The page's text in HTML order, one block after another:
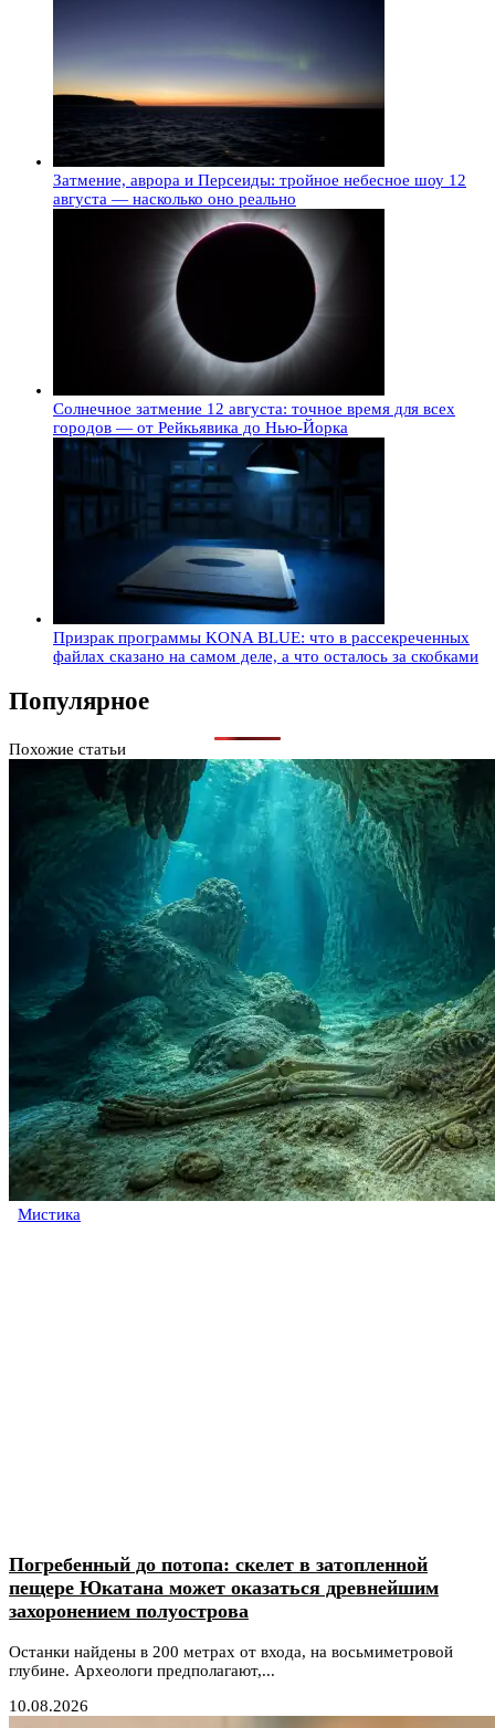
Затмение, аврора и Персеиды: тройное небесное шоу 12
августа — насколько оно реально
Солнечное затмение 12 августа: точное время для всех
городов — от Рейкьявика до Нью-Йорка
Призрак программы KONA BLUE: что в рассекреченных
файлах сказано на самом деле, а что осталось за скобками
Популярное
Похожие статьи
Мистика
Погребенный до потопа: скелет в затопленной
пещере Юкатана может оказаться древнейшим
захоронением полуострова
Останки найдены в 200 метрах от входа, на восьмиметровой
глубине. Археологи предполагают,...
10.08.2026